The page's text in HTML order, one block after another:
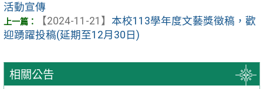
相關公告
活動宣傳
【2024-11-21】 本校113學年度文藝獎徵稿，歡
迎踴躍投稿(延期至12月30日)